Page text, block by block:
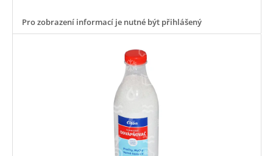
Pro zobrazení informací je nutné být přihlášený